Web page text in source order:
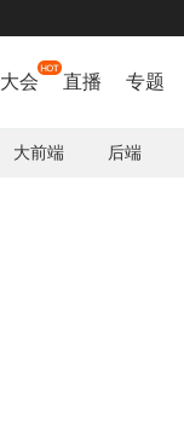
大会 直播 专题
大前端 后端